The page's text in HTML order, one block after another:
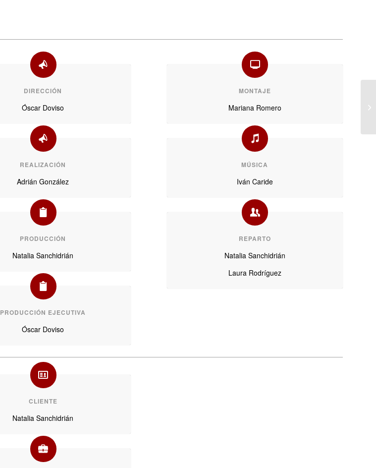
DIRECCIÓN
Óscar Doviso
REALIZACIÓN
Adrián González
PRODUCCIÓN
Natalia Sanchidrián
PRODUCCIÓN EJECUTIVA
Óscar Doviso
MONTAJE
Mariana Romero
MÚSICA
Iván Caride
REPARTO
Natalia Sanchidrián
Laura Rodríguez
CLIENTE
Natalia Sanchidrián